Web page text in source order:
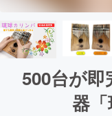
500台が
器「